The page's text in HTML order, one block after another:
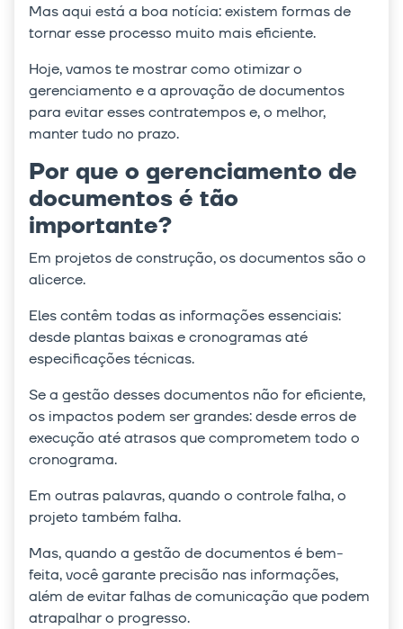
Mas aqui está a boa notícia: existem formas de
tornar esse processo muito mais eficiente.
Hoje, vamos te mostrar como otimizar o
gerenciamento e a aprovação de documentos
para evitar esses contratempos e, o melhor,
manter tudo no prazo.
Por que o gerenciamento de
documentos é tão
importante?
Em projetos de construção, os documentos são o
alicerce.
Eles contêm todas as informações essenciais:
desde plantas baixas e cronogramas até
especificações técnicas.
Se a gestão desses documentos não for eficiente,
os impactos podem ser grandes: desde erros de
execução até atrasos que comprometem todo o
cronograma.
Em outras palavras, quando o controle falha, o
projeto também falha.
Mas, quando a gestão de documentos é bem-
feita, você garante precisão nas informações,
além de evitar falhas de comunicação que podem
atrapalhar o progresso.